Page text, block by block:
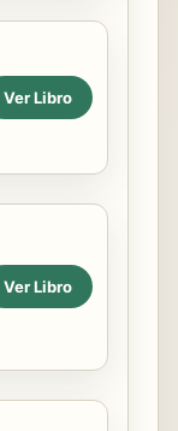
Ver Libro
Ver Libro